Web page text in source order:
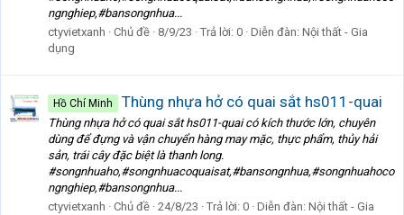
ngnghiep,#bansongnhua...
ctyvietxanh
Chủ đề 8/9/23 Trả lời: 0 Diễn đàn: Nội thất - Gia
dụng
Hồ Chí Minh Thùng nhựa hở có quai sắt hs011-quai
Thùng nhựa hở có quai sắt hs011-quai có kích thước lớn, chuyên
dùng để đựng và vận chuyển hàng may mặc, thực phẩm, thủy hải
sản, trái cây đặc biệt là thanh long.
#songnhuaho,#songnhuacoquaisat,#bansongnhua,#songnhuahoco
ngnghiep,#bansongnhua...
ctyvietxanh
Chủ đề 24/8/23 Trả lời: 0 Diễn đàn: Nội thất - Gia